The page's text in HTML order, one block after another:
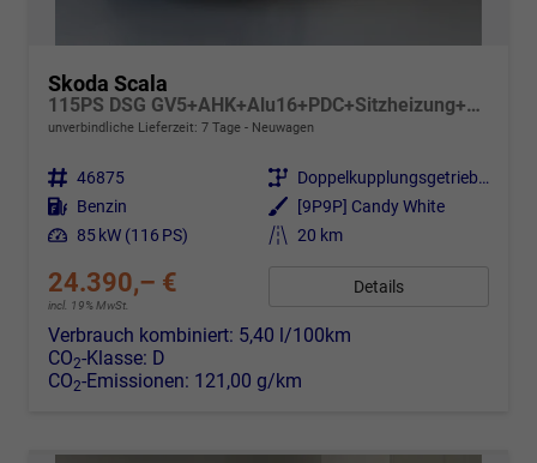
Skoda Scala
115PS DSG GV5+AHK+Alu16+PDC+Sitzheizung+App-Connect
unverbindliche Lieferzeit: 7 Tage Neuwagen
Fahrzeugnr. 46875 Getriebe
Doppelkupplungsgetriebe (DSG)
Kraftstoff Benzin Außenfarbe
[9P9P] Candy White
Leistung 85 kW (116 PS) Kilometerstand 20 km
24.390,– €
incl. 19% MwSt.
Details
Verbrauch kombiniert: 5,40 l/100km
CO2-Klasse: D
CO2-Emissionen: 121,00 g/km